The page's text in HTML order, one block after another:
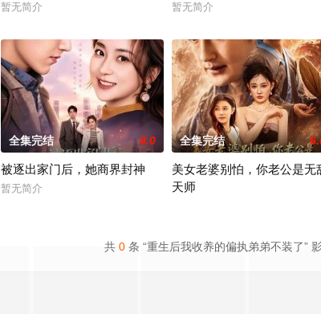
暂无简介 暂无简介
全集完结 8.0
被逐出家门后，她商界封神
暂无简介
全集完结
美女老婆别怕，你老公是无
天师
共 0 条 “重生后我收养的偏执弟弟不装了”